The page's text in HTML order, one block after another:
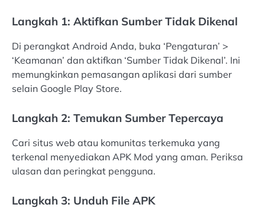
Langkah 1: Aktifkan Sumber Tidak Dikenal
Di perangkat Android Anda, buka ‘Pengaturan’ >
‘Keamanan’ dan aktifkan ‘Sumber Tidak Dikenal’. Ini
memungkinkan pemasangan aplikasi dari sumber
selain Google Play Store.
Langkah 2: Temukan Sumber Tepercaya
Cari situs web atau komunitas terkemuka yang
terkenal menyediakan APK Mod yang aman. Periksa
ulasan dan peringkat pengguna.
Langkah 3: Unduh File APK